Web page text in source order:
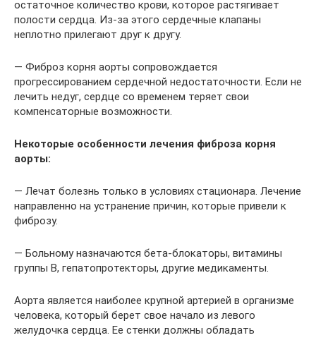
остаточное количество крови, которое растягивает
полости сердца. Из-за этого сердечные клапаны
неплотно прилегают друг к другу.
— Фиброз корня аорты сопровождается
прогрессированием сердечной недостаточности. Если не
лечить недуг, сердце со временем теряет свои
компенсаторные возможности.
Некоторые особенности лечения фиброза корня
аорты:
— Лечат болезнь только в условиях стационара. Лечение
направленно на устранение причин, которые привели к
фиброзу.
— Больному назначаются бета-блокаторы, витамины
группы B, гепатопротекторы, другие медикаменты.
Аорта является наиболее крупной артерией в организме
человека, который берет свое начало из левого
желудочка сердца. Ее стенки должны обладать